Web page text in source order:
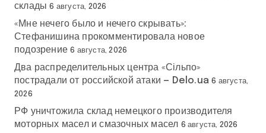
склады 6 августа, 2026
«Мне нечего было и нечего скрывать»:
Стефанишина прокомментировала новое
подозрение 6 августа, 2026
Два распределительных центра «Сільпо»
пострадали от российской атаки — Delo.ua 6 августа,
2026
РФ уничтожила склад немецкого производителя
моторных масел и смазочных масел 6 августа, 2026